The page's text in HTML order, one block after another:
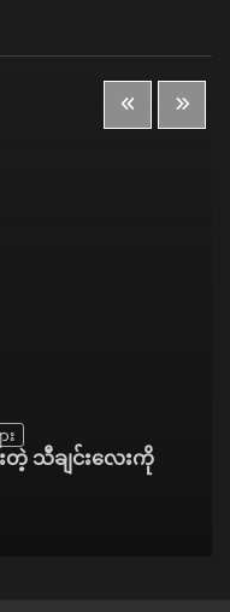
း
တဲ့ သီချင်းလေးကို